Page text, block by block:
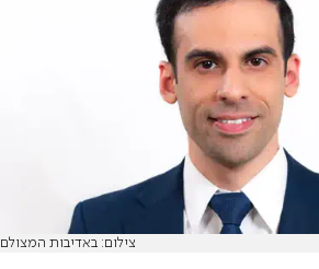
צילום: באדיבות המצולם